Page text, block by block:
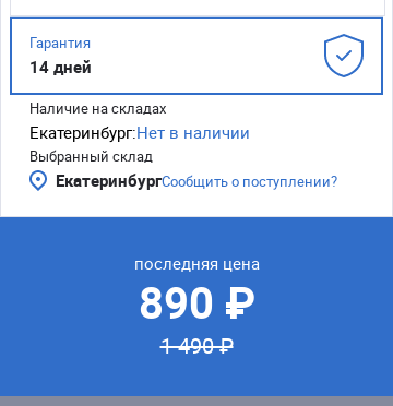
Гарантия
14 дней
Наличие на складах
Екатеринбург:Нет в наличии
Выбранный склад
ЕкатеринбургСообщить о поступлении?
последняя цена
890 ₽
1 490 ₽